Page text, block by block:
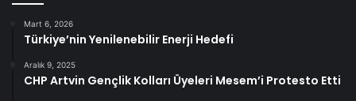
Mart 6, 2026
Türkiye’nin Yenilenebilir Enerji Hedefi
Aralık 9, 2025
CHP Artvin Gençlik Kolları Üyeleri Mesem’i Protesto Etti